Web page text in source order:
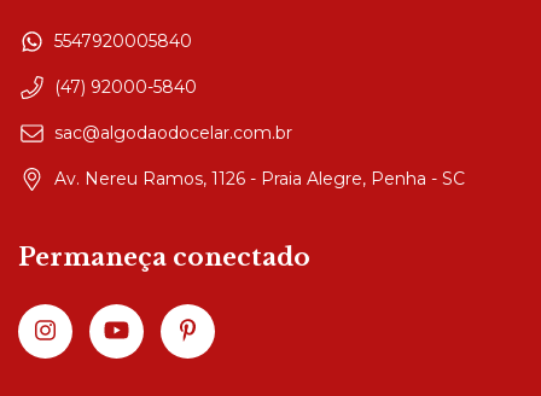
5547920005840
(47) 92000-5840
sac@algodaodocelar.com.br
Av. Nereu Ramos, 1126 - Praia Alegre, Penha - SC
Permaneça conectado